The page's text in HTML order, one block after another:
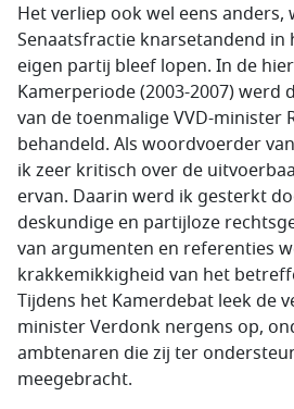
Het verliep ook wel eens anders,
Senaatsfractie knarsetandend in
eigen partij bleef lopen. In de
Kamerperiode (2003-2007)
van de toenmalige VVD-minister
behandeld. Als woordvoerder
ik zeer kritisch over de
ervan. Daarin werd ik gesterkt
deskundige en partijloze
van argumenten en referenties
krakkemikkigheid van het
Tijdens het Kamerdebat leek de
minister Verdonk nergens op,
ambtenaren die zij ter
meegebracht.